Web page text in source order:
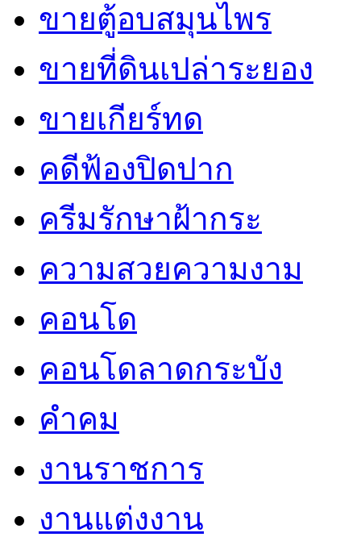
ขายตู้อบสมุนไพร
ขายที่ดินเปล่าระยอง
ขายเกียร์ทด
คดีฟ้องปิดปาก
ครีมรักษาฝ้ากระ
ความสวยความงาม
คอนโด
คอนโดลาดกระบัง
คำคม
งานราชการ
งานแต่งงาน